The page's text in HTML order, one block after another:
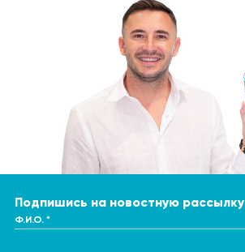
Подпишись на новостную рассылку
Ф.И.О. *